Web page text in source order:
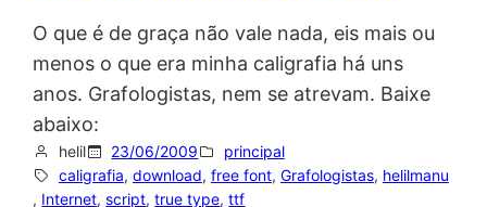
O que é de graça não vale nada, eis mais ou
menos o que era minha caligrafia há uns
anos. Grafologistas, nem se atrevam. Baixe
abaixo:
helil 23/06/2009
principal
caligrafia, download, free font, Grafologistas, helilmanu
, Internet, script, true type, ttf